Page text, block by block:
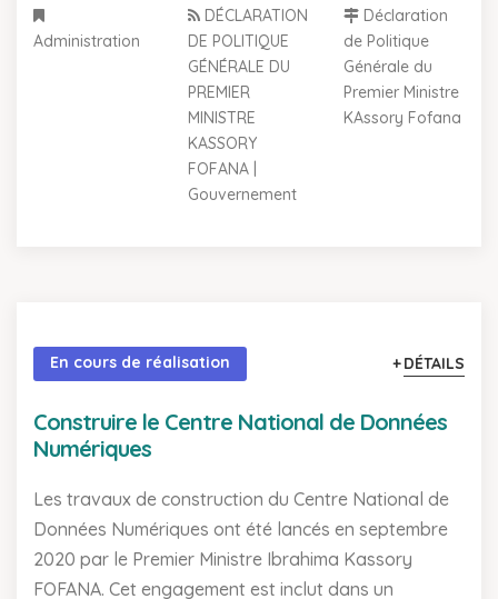
Administration
DÉCLARATION
DE POLITIQUE
GÉNÉRALE DU
PREMIER
MINISTRE
KASSORY
FOFANA |
Gouvernement
Déclaration
de Politique
Générale du
Premier Ministre
KAssory Fofana
En cours de réalisation DÉTAILS
Construire le Centre National de Données
Numériques
Les travaux de construction du Centre National de
Données Numériques ont été lancés en septembre
2020 par le Premier Ministre Ibrahima Kassory
FOFANA. Cet engagement est inclut dans un